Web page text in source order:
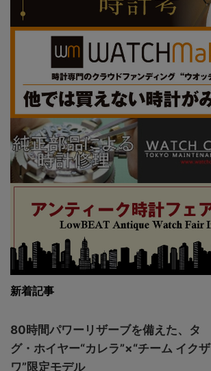
新着記事
80時間パワーリザーブを備えた、タ
グ・ホイヤー“カレラ”×“チーム イクザ
ワ”限定モデル